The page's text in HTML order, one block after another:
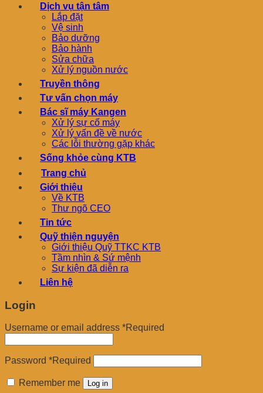
Dịch vụ tận tâm
Lắp đặt
Vệ sinh
Bảo dưỡng
Bảo hành
Sửa chữa
Xử lý nguồn nước
Truyền thông
Tư vấn chọn máy
Bác sĩ máy Kangen
Xử lý sự cố máy
Xử lý vấn đề về nước
Các lỗi thường gặp khác
Sống khỏe cùng KTB
Trang chủ
Giới thiệu
Về KTB
Thư ngõ CEO
Tin tức
Quỹ thiện nguyện
Giới thiệu Quỹ TTKC KTB
Tầm nhìn & Sứ mệnh
Sự kiện đã diễn ra
Liên hệ
Login
Username or email address *Required
Password *Required
Remember me Log in